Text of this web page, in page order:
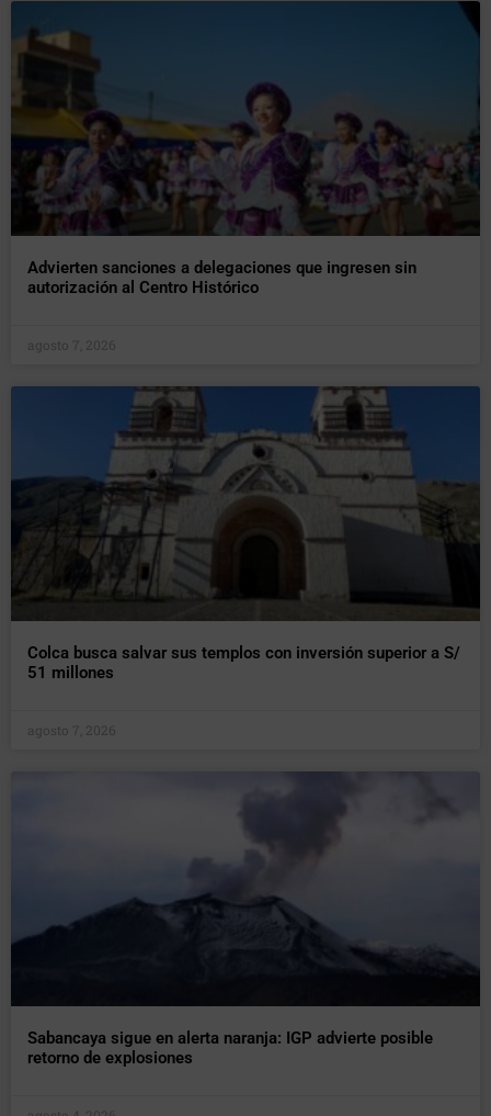
Advierten sanciones a delegaciones que ingresen sin
autorización al Centro Histórico
agosto 7, 2026
Colca busca salvar sus templos con inversión superior a S/
51 millones
agosto 7, 2026
Sabancaya sigue en alerta naranja: IGP advierte posible
retorno de explosiones